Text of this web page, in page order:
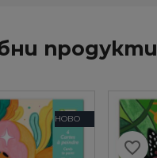
продукти
НОВО
favorite_border